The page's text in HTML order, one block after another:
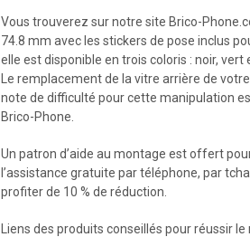
Vous trouverez sur notre site Brico-
74.8 mm avec les stickers de pose inclus
elle est disponible en trois coloris : noir, vert
Le remplacement de la vitre arrière de
note de difficulté pour cette manipulation
Brico-Phone.
Un patron d’aide au montage est offert
l’assistance gratuite par téléphone, par
profiter de 10 % de réduction.
Liens des produits conseillés pour réussir